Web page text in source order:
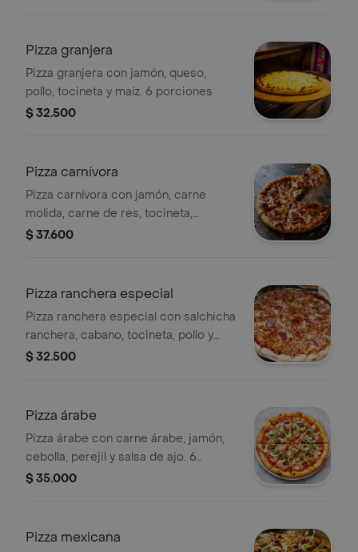
Pizza granjera
Pizza granjera con jamón, queso,
pollo, tocineta y maíz. 6 porciones
$ 32.500
Pizza carnívora
Pizza carnívora con jamón, carne
molida, carne de res, tocineta,
pimentón y queso. 6 porciones
$ 37.600
Pizza ranchera especial
Pizza ranchera especial con salchicha
ranchera, cabano, tocineta, pollo y
cebolla. 6 porciones.
$ 32.500
Pizza árabe
Pizza árabe con carne árabe, jamón,
cebolla, perejil y salsa de ajo. 6
porciones.
$ 35.000
Pizza mexicana